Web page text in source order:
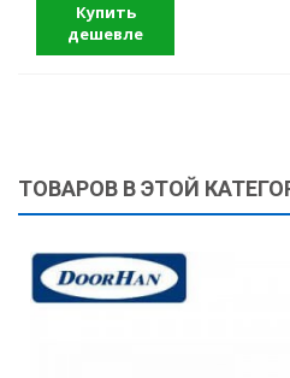
Купить
дешевле
ТОВАРОВ В ЭТОЙ